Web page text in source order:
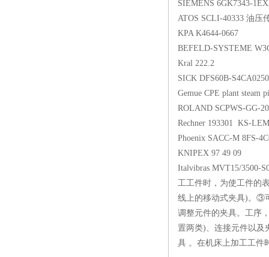
SIEMENS
ATOS SCLI-40333
KPA K4644-0667
BEFELD-SYSTEME
Kral 222.2
SICK DFS60B-
Gemue CPE plant
ROLAND SCPWS-
Rechner 193301
Phoenix SACC-M
KNIPEX 97 49
Italvibras MVT15/
工工件时，为使工件的
线上的移动式夹具)。③
调整元件的夹具。工序
置两类)、连接元件以及
具 。在机床上加工工件